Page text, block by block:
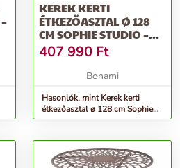
KEREK KERTI
ÉTKEZŐASZTAL Ø 128
CM SOPHIE STUDIO –
HARTMAN
407 990 Ft
Bonami
Hasonlók, mint Kerek kerti
étkezőasztal ø 128 cm Sophie
Studio – Hartman